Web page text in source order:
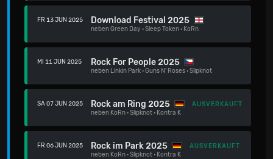
FR 13 JUN 2025 Download Festival 2025
nebenGreen Day ·Sleep Token· KoRn
MI 11 JUN 2025 Rock For People 2025
neben Linkin Park·Guns N' Roses·Slipknot
SA 07 JUN 2025 Rock am Ring 2025
AUSVERKAUFT
neben KoRn·Slipknot· Kontra K
FR 06 JUN 2025 Rock im Park 2025
AUSVERKAUFT
neben KoRn·Slipknot· Kontra K